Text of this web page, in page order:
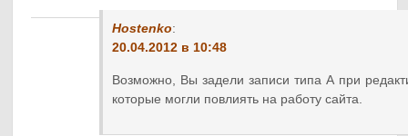
Hostenko:
20.04.2012 в 10:48
Возможно, Вы задели записи типа А при
которые могли повлиять на работу сайта.